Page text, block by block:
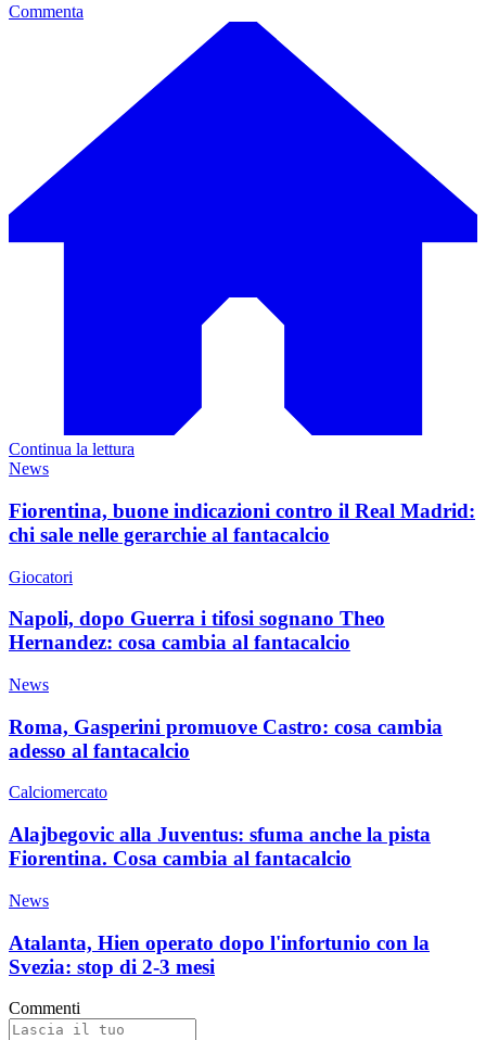
Commenta
Continua la lettura
News
Fiorentina, buone indicazioni contro il Real Madrid:
chi sale nelle gerarchie al fantacalcio
Giocatori
Napoli, dopo Guerra i tifosi sognano Theo
Hernandez: cosa cambia al fantacalcio
News
Roma, Gasperini promuove Castro: cosa cambia
adesso al fantacalcio
Calciomercato
Alajbegovic alla Juventus: sfuma anche la pista
Fiorentina. Cosa cambia al fantacalcio
News
Atalanta, Hien operato dopo l'infortunio con la
Svezia: stop di 2-3 mesi
Commenti